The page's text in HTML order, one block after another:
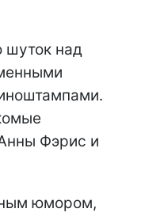
шуток над
Фэрис и
юмором,